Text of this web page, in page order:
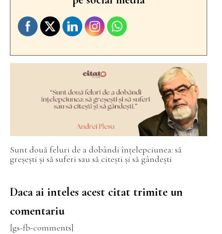
Sunt două feluri de a dobândi înțelepciunea: să
greșești și să suferi sau să citești și să gândești
Daca ai inteles acest citat trimite un
comentariu
[gs-fb-comments]